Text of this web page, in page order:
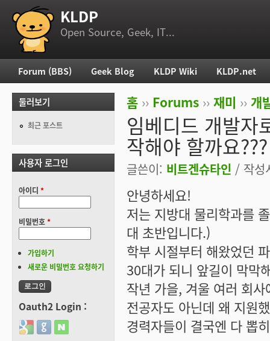
부 메뉴 KLDP
Open Source, Geek, IT...
현재 위치
홈 ›› Forums ›› 재미 ›› 개
임베디드 개발자
작해야 할까요???
글쓴이: 비트겐슈타인 / 작성
안녕하세요!
저는 지방대 물리학과를
대 초반입니다.)
학부 시절부터 해왔었던
30대가 되니 앞길이 막막
작년 가을, 겨울 여러 회
전공자도 아닌데 왜 지원
경력자들이 결국엔 다 뽑
주 메뉴
Forum (BBS) Geek Blog KLDP Wiki KLDP.net
둘러보기
최근 포스트
사용자 로그인
아이디 *
비밀번호*
가입하기
새로운 비밀번호 요청하기
Oauth2 Login :
Login with Google
Login with GitHub
Login with Naver